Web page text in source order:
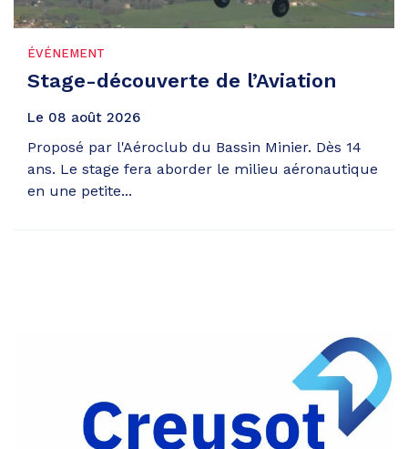
ÉVÉNEMENT
Stage-découverte de l’Aviation
Le 08 août 2026
Proposé par l'Aéroclub du Bassin Minier. Dès 14
ans. Le stage fera aborder le milieu aéronautique
en une petite...